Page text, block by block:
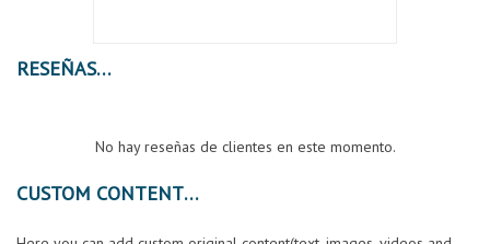
RESEÑAS
No hay reseñas de clientes en este momento.
CUSTOM CONTENT